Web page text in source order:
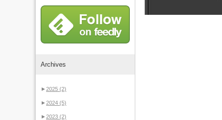
Archives
►2025 (2)
►2024 (5)
►2023 (2)